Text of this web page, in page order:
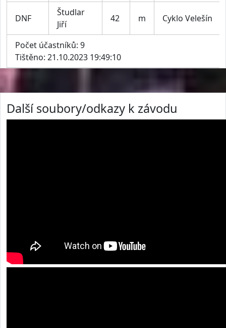
DNF
Študlar
Jiří
42 m Cyklo Velešín
Počet účastníků: 9
Tištěno: 21.10.2023 19:49:10
Další soubory/odkazy k závodu